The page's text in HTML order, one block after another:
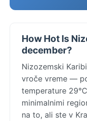
How Hot Is
december?
Nizozemski
vroče vreme —
temperature
minimalnimi
na to, ali ste v